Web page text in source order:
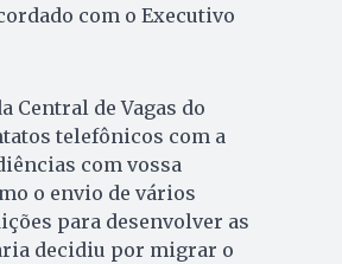
com o Executivo
Central de Vagas do
telefônicos com a
com vossa
o envio de vários
para desenvolver as
decidiu por migrar o